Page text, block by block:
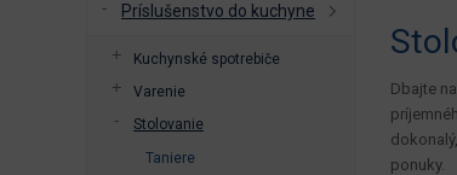
Dbajte
ponuky.
Príslušenstvo do kuchyne
Kuchynské spotrebiče
Varenie
Stolovanie
Taniere